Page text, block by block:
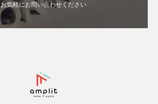
お気軽にお問い合わせください